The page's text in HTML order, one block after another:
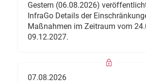
Gestern (06.08.2026)
InfraGo Details der
Maßnahmen im Zeitraum vom
09.12.2027.
07.08.2026